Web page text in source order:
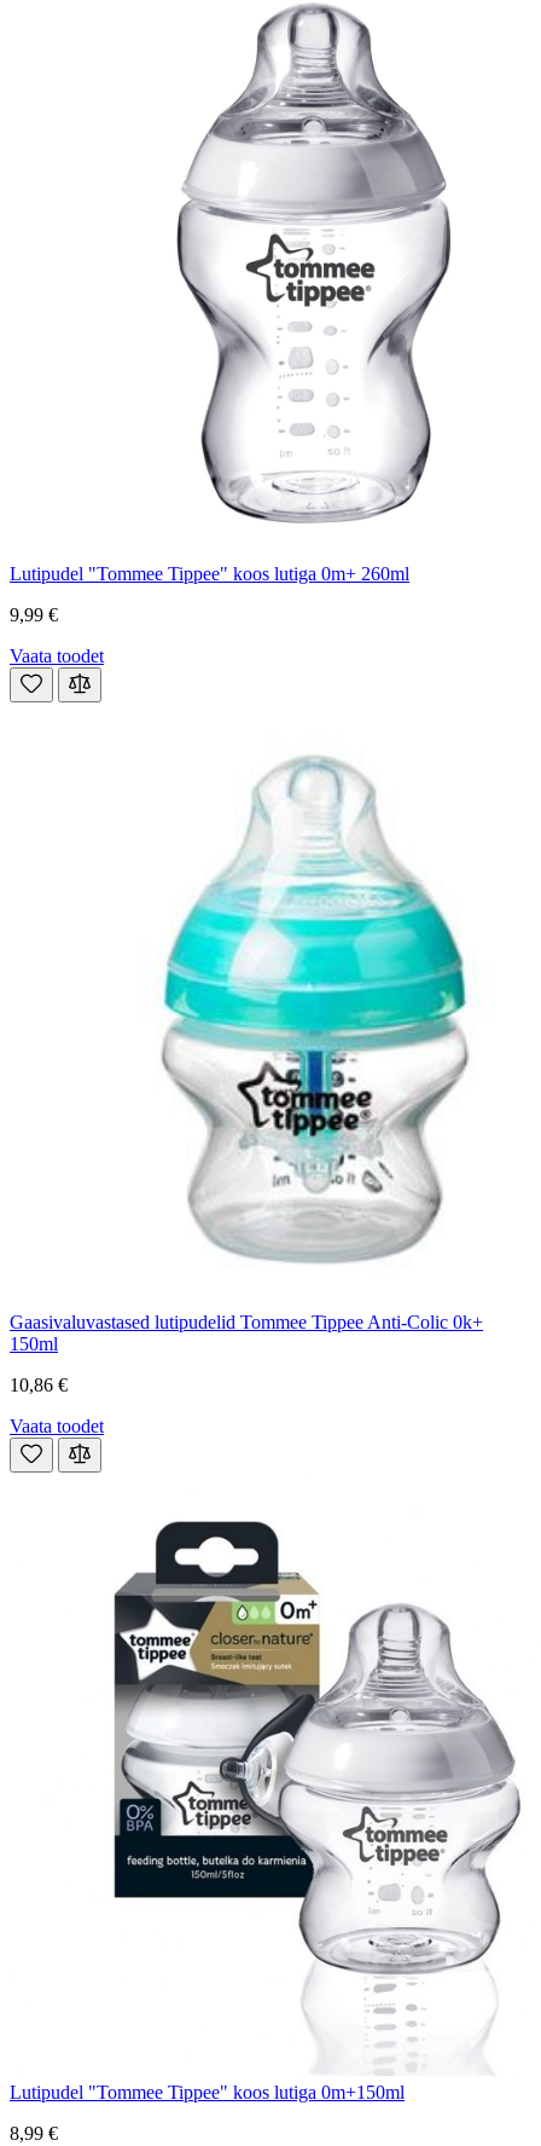
Lutipudel "Tommee Tippee" koos lutiga 0m+ 260ml
9,99 €
Vaata toodet
Gaasivaluvastased lutipudelid Tommee Tippee Anti-Colic 0k+
150ml
10,86 €
Vaata toodet
Lutipudel "Tommee Tippee" koos lutiga 0m+150ml
8,99 €